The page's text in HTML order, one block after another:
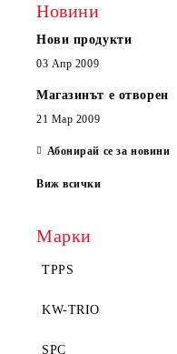
Новини
Нови продукти
03 Апр 2009
Магазинът е отворен
21 Мар 2009
Абонирай се за новини
Виж всички
Марки
TPPS
KW-TRIO
SPC